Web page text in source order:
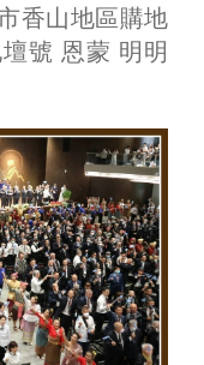
香山地區購地
號 恩蒙 明明